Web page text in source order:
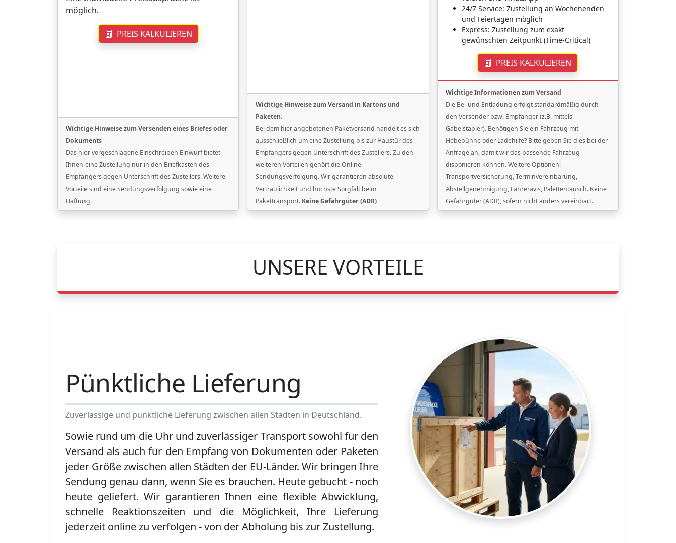
möglich.
PREIS KALKULIEREN
Wichtige Hinweise zum Versenden eines Briefes oder
Dokuments
Das hier vorgeschlagene Einschreiben Einwurf bietet
Ihnen eine Zustellung nur in den Briefkasten des
Empfängers gegen Unterschrift des Zustellers. Weitere
Vorteile sind eine Sendungsverfolgung sowie eine
Haftung.
Wichtige Hinweise zum Versand in Kartons und
Paketen.
Bei dem hier angebotenen Paketversand handelt es sich
ausschließlich um eine Zustellung bis zur Haustür des
Empfängers gegen Unterschrift des Zustellers. Zu den
weiteren Vorteilen gehört die Online-
Sendungsverfolgung. Wir garantieren absolute
Vertraulichkeit und höchste Sorgfalt beim
Pakettransport. Keine Gefahrgüter (ADR)
24/7 Service: Zustellung an Wochenenden
und Feiertagen möglich
Express: Zustellung zum exakt
gewünschten Zeitpunkt (Time-Critical)
PREIS KALKULIEREN
Wichtige Informationen zum Versand
Die Be- und Entladung erfolgt standardmäßig durch
den Versender bzw. Empfänger (z.B. mittels
Gabelstapler). Benötigen Sie ein Fahrzeug mit
Hebebühne oder Ladehilfe? Bitte geben Sie dies bei der
Anfrage an, damit wir das passende Fahrzeug
disponieren können. Weitere Optionen:
Transportversicherung, Terminvereinbarung,
Abstellgenehmigung, Fahreravis, Palettentausch. Keine
Gefahrgüter (ADR), sofern nicht anders vereinbart.
UNSERE VORTEILE
Pünktliche Lieferung
Zuverlässige und pünktliche Lieferung zwischen allen Städten in Deutschland.
Sowie rund um die Uhr und zuverlässiger Transport sowohl für den
Versand als auch für den Empfang von Dokumenten oder Paketen
jeder Größe zwischen allen Städten der EU-Länder. Wir bringen Ihre
Sendung genau dann, wenn Sie es brauchen. Heute gebucht - noch
heute geliefert. Wir garantieren Ihnen eine flexible Abwicklung,
schnelle Reaktionszeiten und die Möglichkeit, Ihre Lieferung
jederzeit online zu verfolgen - von der Abholung bis zur Zustellung.